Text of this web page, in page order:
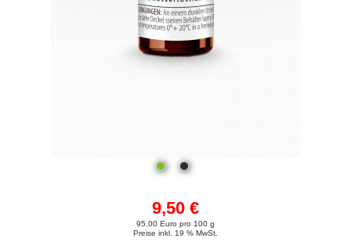
9,50 €
95,00 Euro pro 100 g
Preise inkl. 19 % MwSt.